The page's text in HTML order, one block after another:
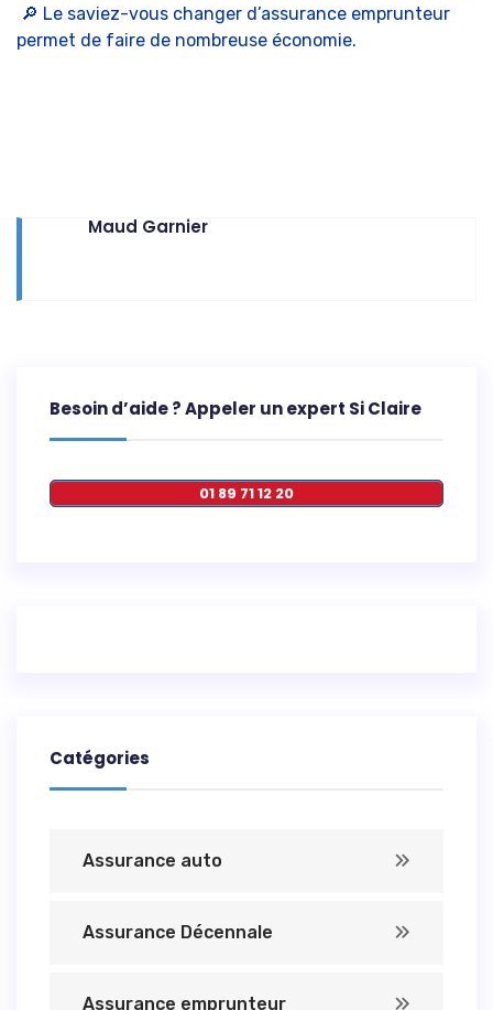
🔎 Le saviez-vous changer d’assurance emprunteur
permet de faire de nombreuse économie.
Maud Garnier
Besoin d’aide ? Appeler un expert Si Claire
01 89 71 12 20
Catégories
Assurance auto
Assurance Décennale
Assurance emprunteur